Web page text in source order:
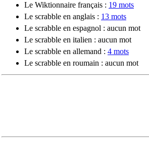
Le Wiktionnaire français : 19 mots
Le scrabble en anglais : 13 mots
Le scrabble en espagnol : aucun mot
Le scrabble en italien : aucun mot
Le scrabble en allemand : 4 mots
Le scrabble en roumain : aucun mot